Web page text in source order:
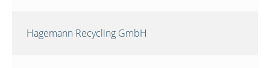
Hagemann Recycling GmbH